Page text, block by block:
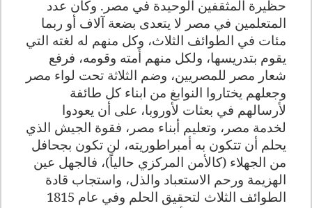
حظيرة المثقفين الوحيدة في مصر. وكان عدد
المتعلمين في مصر لا يتعدى بضعة آلاف أو ربما
مئات في الطوائف الثلاث، وكل منهم له لغته التي
يقوم بتدريسها، ولكل منهم أمته وقومه، فرفع
شعار مصر للمصريين، وضم الثلاثة تحت لواء مصر
وجعلهم يختاروا النوابغ من ابناء كل طائفة
لأرسالهم في بعثات لأوروبا، على أن يعودوا
لخدمة مصر، وتعليم أبناء مصر، فقوة الجيش الذي
يحلم أن تتكون به أمبراطوريته، لن تكون بجحافل
من الجهلاء (كالأمن المركزي حالياً)، فالجهل عين
الهزيمة ورحم الاستعباد والذل، واستجاب قادة
الطوائف الثلاث لتحقيق الحلم وفي عام 1815